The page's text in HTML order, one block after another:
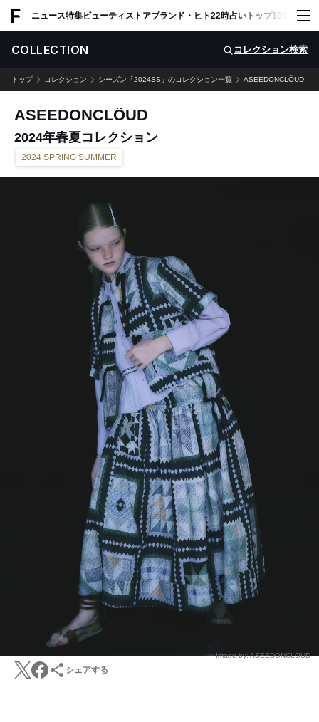
ニュース特集ビューティ ストアブランド・ヒト22時占い トップ100 スナッ
COLLECTION コレクション検索
トップ コレクション シーズン「2024SS」のコレクション一覧 ASEEDONCLÖUD
ASEEDONCLÖUD
2024年春夏コレクション
2024 SPRING SUMMER
Image by: ASEEDONCLÖUD
シェアする